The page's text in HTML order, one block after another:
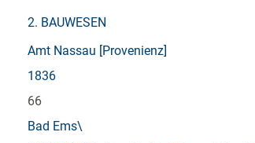
2. BAUWESEN
Amt Nassau [Provenienz]
1836
66
Bad Ems\